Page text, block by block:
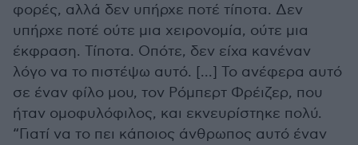
φορές, αλλά δεν υπήρχε ποτέ τίποτα. Δεν
υπήρχε ποτέ ούτε μια χειρονομία, ούτε μια
έκφραση. Τίποτα. Οπότε, δεν είχα κανέναν
λόγο να το πιστέψω αυτό. [...] Το ανέφερα αυτό
σε έναν φίλο μου, τον Ρόμπερτ Φρέιζερ, που
ήταν ομοφυλόφιλος, και εκνευρίστηκε πολύ.
“Γιατί να το πει κάποιος άνθρωπος αυτό έναν